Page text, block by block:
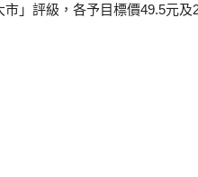
」評級，各予目標價49.5元及